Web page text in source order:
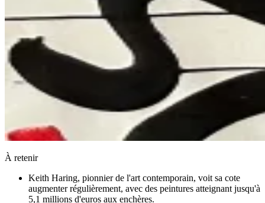
À retenir
Keith Haring, pionnier de l'art contemporain, voit sa cote
augmenter régulièrement, avec des peintures atteignant jusqu'à
5,1 millions d'euros aux enchères.